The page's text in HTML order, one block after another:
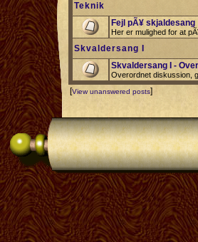
Teknik
Fejl pÃ¥ skjaldesang
Her er mulighed for at
Skvaldersang I
Skvaldersang I -
Overordnet diskussion,
[View unanswered posts]